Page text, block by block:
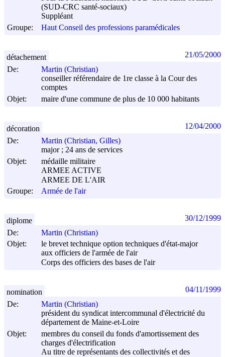
(SUD-CRC santé-sociaux)
Suppléant
Groupe:
Haut Conseil des professions paramédicales
De:
Martin (Christian)
conseiller référendaire de 1re classe à la Cour des
comptes
Objet:
maire d'une commune de plus de 10 000 habitants
détachement 21/05/2000
De:
Martin (Christian, Gilles)
major ; 24 ans de services
Objet:
médaille militaire
ARMEE ACTIVE
ARMEE DE L'AIR
Groupe:
Armée de l'air
décoration 12/04/2000
De:
Martin (Christian)
Objet:
le brevet technique option techniques d'état-major
aux officiers de l'armée de l'air
Corps des officiers des bases de l'air
diplome 30/12/1999
De:
Martin (Christian)
président du syndicat intercommunal d'électricité du
département de Maine-et-Loire
Objet:
membres du conseil du fonds d'amortissement des
charges d'électrification
Au titre de représentants des collectivités et des
nomination 04/11/1999